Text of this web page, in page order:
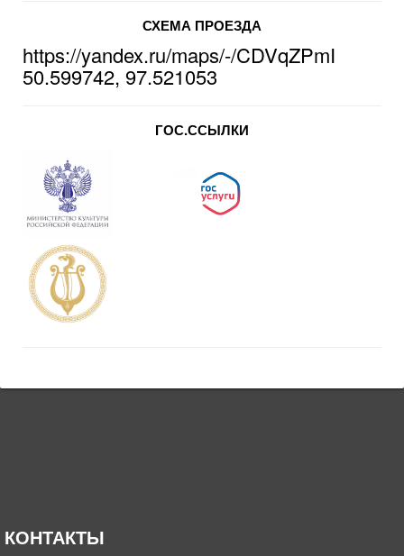
СХЕМА ПРОЕЗДА
https://yandex.ru/maps/-/CDVqZPmI
50.599742, 97.521053
ГОС.ССЫЛКИ
КОНТАКТЫ